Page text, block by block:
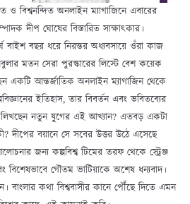
ও বিশ্বনন্দিত অনলাইন ম্যাগাজিনে এবারের
দীপ ঘোষের বিস্তারিত সাক্ষাৎকার।
বছর ধরে নিরন্তর অধ্যবসায়ে ওঁরা কাজ
মতন সেরা পুরস্কারের লিস্টে বেশ কয়েক
একটি আন্তর্জাতিক অনলাইন ম্যাগাজিন থেকে
ইতিহাস, তার বিবর্তন এবং ভবিতব্যের
লিখছেন নতুন যুগের এই আখ্যান? এতবড় একটা
দীপের বয়ানে সে সবের উত্তর উঠে এসেছে
জন্য কল্পবিশ্ব টিমের তরফ থেকে স্ট্রেঞ্জ
বিশেষভাবে গৌতম ভাটিয়াকে অশেষ ধন্যবাদ।
কথা বিশ্ববাসীর কানে পৌঁছে দিতে এমন